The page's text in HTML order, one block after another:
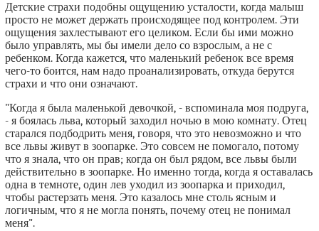
Детские страхи подобны ощущению усталости, когда малыш
просто не может держать происходящее под контролем. Эти
ощущения захлестывают его целиком. Если бы ими можно
было управлять, мы бы имели дело со взрослым, а не с
ребенком. Когда кажется, что маленький ребенок все время
чего-то боится, нам надо проанализировать, откуда берутся
страхи и что они означают.
"Когда я была маленькой девочкой, - вспоминала моя подруга,
- я боялась льва, который заходил ночью в мою комнату. Отец
старался подбодрить меня, говоря, что это невозможно и что
все львы живут в зоопарке. Это совсем не помогало, потому
что я знала, что он прав; когда он был рядом, все львы были
действительно в зоопарке. Но именно тогда, когда я оставалась
одна в темноте, один лев уходил из зоопарка и приходил,
чтобы растерзать меня. Это казалось мне столь ясным и
логичным, что я не могла понять, почему отец не понимал
меня".